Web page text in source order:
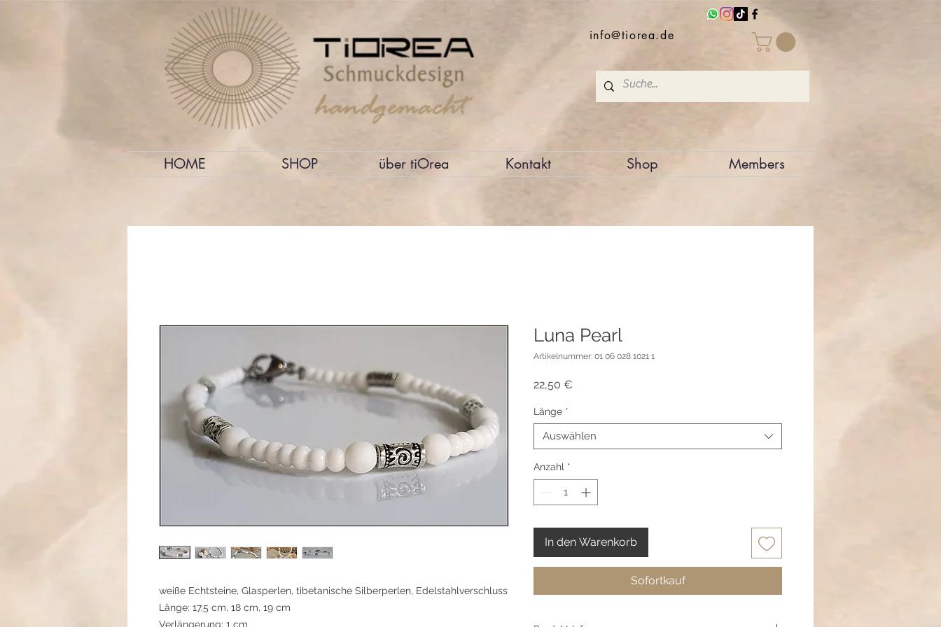
info@tiorea.de
HOME SHOP über tiOrea Kontakt Shop Members
weiße Echtsteine, Glasperlen, tibetanische Silberperlen, Edelstahlverschluss
Länge: 17,5 cm, 18 cm, 19 cm
Verlängerung: 1 cm
Luna Pearl
Artikelnummer: 01 06 028 1021 1
22,50 €
Länge *
Auswählen
Anzahl *
In den Warenkorb
Sofortkauf